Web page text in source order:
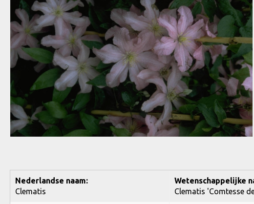
Nederlandse naam:
Clematis
Wetenschappelijke
Clematis 'Comtesse